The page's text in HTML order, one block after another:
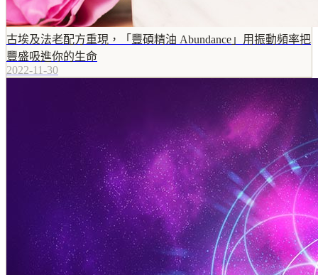
古埃及法老配方重現，「豐碩精油 Abundance」用振動頻率把
豐盛吸進你的生命
2022-11-30